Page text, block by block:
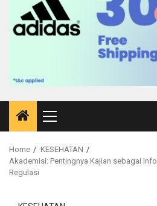
Primary
Menu
Home
KESEHATAN
Akademisi: Pentingnya Kajian sebagai
Regulasi